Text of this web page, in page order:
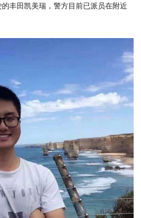
丰田凯美瑞，警方目前已派员在附近